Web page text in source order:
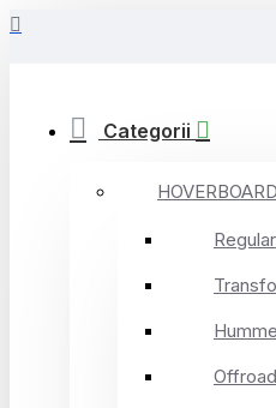
Categorii
HOVERBOARD